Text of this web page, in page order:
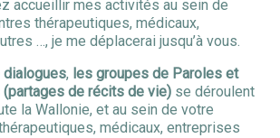
accueillir mes activités au sein de
thérapeutiques, médicaux,
…, je me déplacerai jusqu’à vous.
, les groupes de Paroles et
de récits de vie) se déroulent
la Wallonie, et au sein de votre
médicaux, entreprises